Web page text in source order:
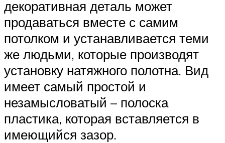
декоративная деталь может
продаваться вместе с самим
потолком и устанавливается теми
же людьми, которые производят
установку натяжного полотна. Вид
имеет самый простой и
незамысловатый – полоска
пластика, которая вставляется в
имеющийся зазор.